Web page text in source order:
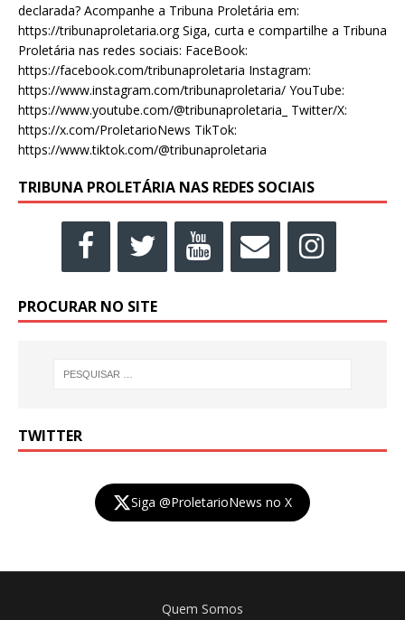
declarada? Acompanhe a Tribuna Proletária em:
https://tribunaproletaria.org Siga, curta e compartilhe a Tribuna
Proletária nas redes sociais: FaceBook:
https://facebook.com/tribunaproletaria Instagram:
https://www.instagram.com/tribunaproletaria/ YouTube:
https://www.youtube.com/@tribunaproletaria_ Twitter/X:
https://x.com/ProletarioNews TikTok:
https://www.tiktok.com/@tribunaproletaria
TRIBUNA PROLETÁRIA NAS REDES SOCIAIS
PROCURAR NO SITE
TWITTER
Siga @ProletarioNews no X
Quem Somos